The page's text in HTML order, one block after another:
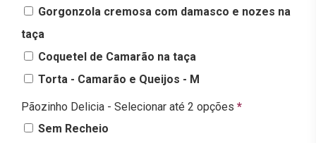
taça
Coquetel de Camarão na taça
Torta - Camarão e Queijos - M
Pãozinho Delicia - Selecionar até 2 opções *
Sem Recheio